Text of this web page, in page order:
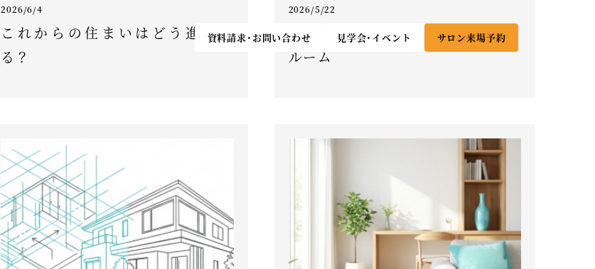
資料請求・お問い合わせ 見学会・イベント サロン来場予約
2026/6/4
これからの住まいはどう進化す
る？
2026/5/22
洗濯が楽になる人気のランドリー
ルーム